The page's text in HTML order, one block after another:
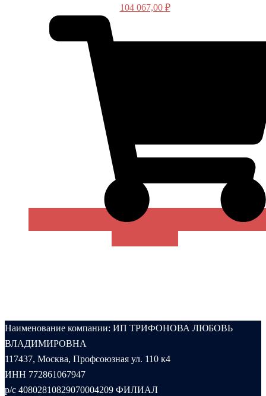
104 067,00 ₽
Наименование компании: ИП ТРИФОНОВА ЛЮБОВЬ
ВЛАДИМИРОВНА
117437, Москва, Профсоюзная ул. 110 к4
ИНН 772861067947
р/с 40802810829070004209 ФИЛИАЛ